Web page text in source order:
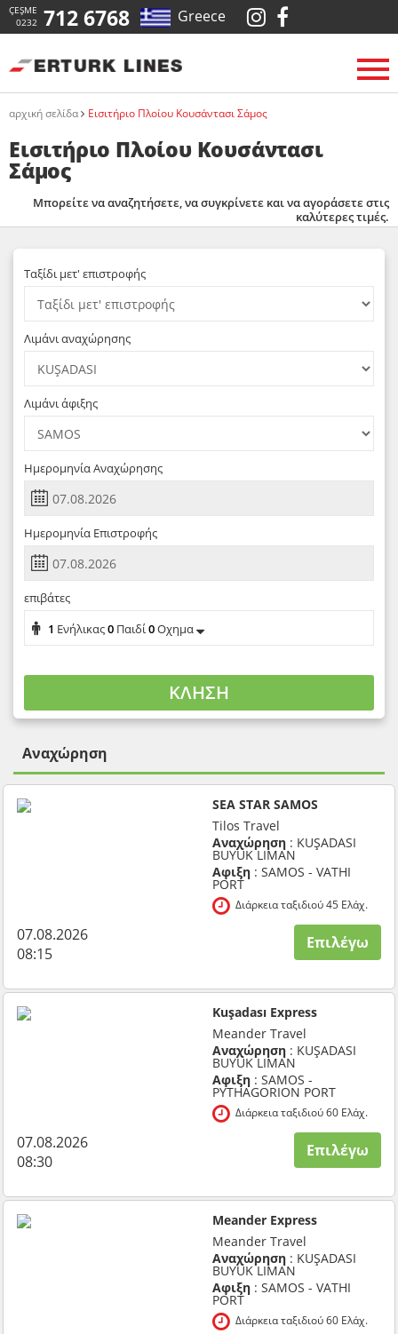
ÇEŞME
0232 712 6768 Greece
αρχική σελίδα Εισιτήριο Πλοίου Κουσάντασι Σάμος
Εισιτήριο Πλοίου Κουσάντασι
Σάμος
Μπορείτε να αναζητήσετε, να συγκρίνετε και να αγοράσετε στις
καλύτερες τιμές.
Ταξίδι μετ' επιστροφής
Λιμάνι αναχώρησης
Λιμάνι άφιξης
Ημερομηνία Αναχώρησης
Ημερομηνία Επιστροφής
επιβάτες
1 Ενήλικας0 Παιδί0Οχημα
ΚΛΗΣΗ
Αναχώρηση
SEA STAR SAMOS
Tilos Travel
Αναχώρηση : KUŞADASI
BUYUK LIMAN
Αφιξη : SAMOS - VATHI
PORT
Διάρκεια ταξιδιού 45 Ελάχ.
07.08.2026
08:15
Επιλέγω
Kuşadası Express
Meander Travel
Αναχώρηση : KUŞADASI
BUYUK LIMAN
Αφιξη : SAMOS -
PYTHAGORION PORT
Διάρκεια ταξιδιού 60 Ελάχ.
07.08.2026
08:30
Επιλέγω
Meander Express
Meander Travel
Αναχώρηση : KUŞADASI
BUYUK LIMAN
Αφιξη : SAMOS - VATHI
PORT
Διάρκεια ταξιδιού 60 Ελάχ.